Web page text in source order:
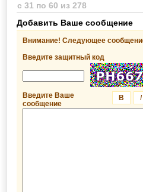
с 31 по 60 из 278
Добавить Ваше сообщение
Внимание! Следующее
Введите защитный код
I
B
Введите Ваше
сообщение